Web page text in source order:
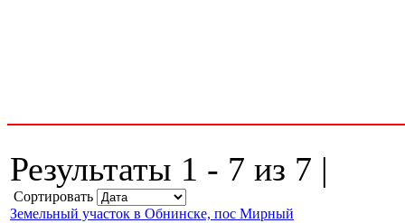
Результаты 1 - 7 из 7 |
Сортировать
Земельный участок в Обнинске, пос Мирный